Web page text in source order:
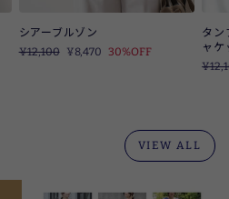
シアーブルゾン
定
¥12,100 SALE
¥8,470 30%OFF
タン
ャケ
定
VIEW ALL